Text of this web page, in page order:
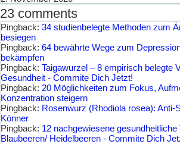
23 comments
Pingback: 34 studienbelegte Methoden zum
besiegen
Pingback: 64 bewährte Wege zum
bekämpfen
Pingback: Taigawurzel – 8 empirisch belegte
Gesundheit - Commite Dich Jetzt!
Pingback: 20 Möglichkeiten zum Fokus,
Konzentration steigern
Pingback: Rosenwurz (Rhodiola rosea): Anti-
Könner
Pingback: 12 nachgewiesene gesundheitliche
Blaubeeren/ Heidelbeeren - Commite Dich